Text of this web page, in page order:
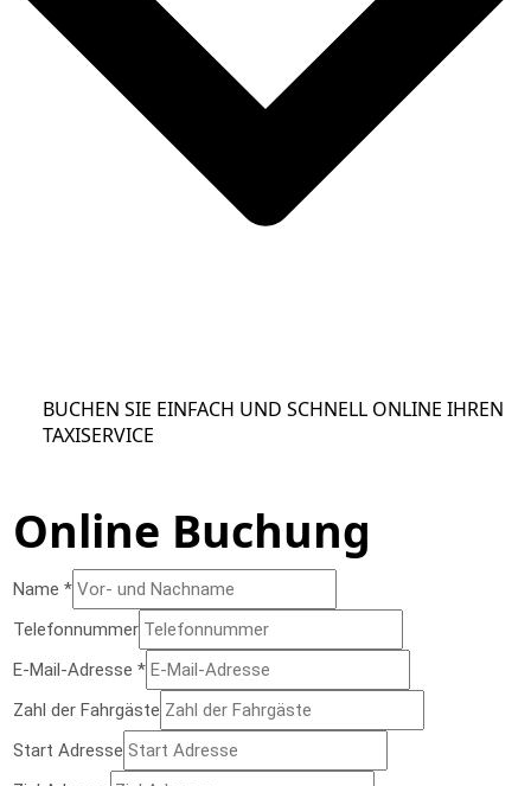
BUCHEN SIE EINFACH UND SCHNELL ONLINE IHREN
TAXISERVICE
Online Buchung
der
Layout
Name*
Telefonnummer
E-Mail-Adresse*
Zahl der Fahrgäste
Start Adresse